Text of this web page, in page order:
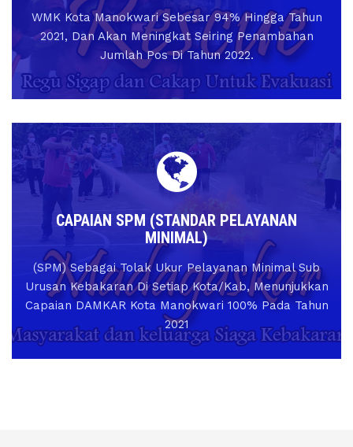
WMK Kota Manokwari Sebesar 94% Hingga Tahun
2021, Dan Akan Meningkat Seiring Penambahan
Jumlah Pos Di Tahun 2022.
CAPAIAN SPM (STANDAR PELAYANAN
MINIMAL)
(SPM) Sebagai Tolak Ukur Pelayanan Minimal Sub
Urusan Kebakaran Di Setiap Kota/Kab, Menunjukkan
Capaian DAMKAR Kota Manokwari 100% Pada Tahun
2021